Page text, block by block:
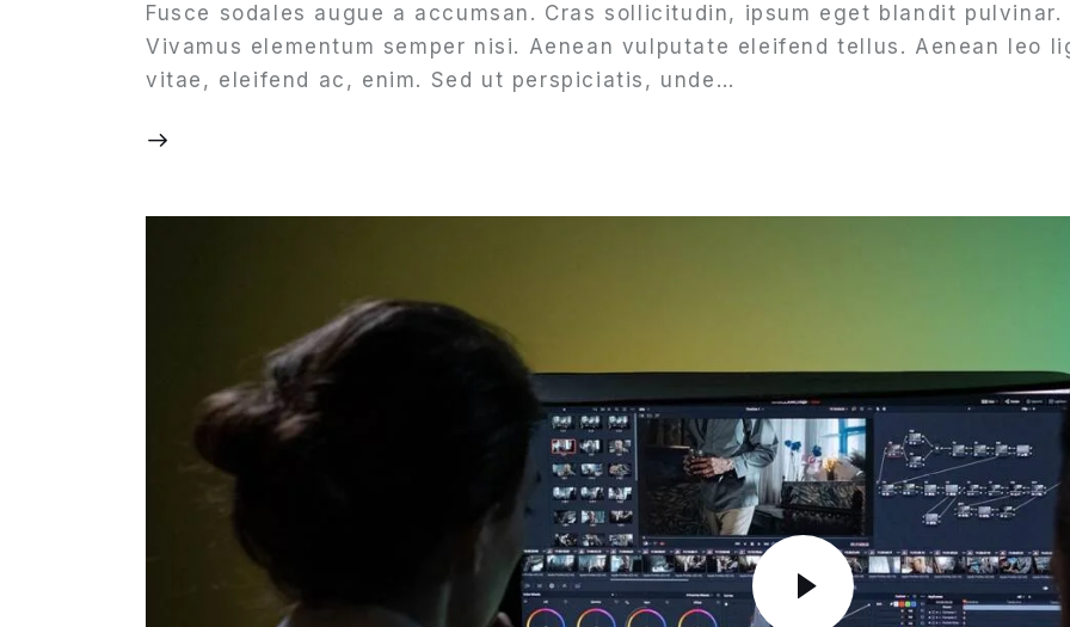
Fusce sodales augue a accumsan. Cras sollicitudin, ipsum eget blandit
Vivamus elementum semper nisi. Aenean vulputate eleifend tellus. Aenean leo
vitae, eleifend ac, enim. Sed ut perspiciatis, unde…